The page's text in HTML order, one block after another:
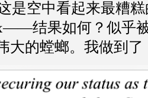
是空中看起来最糟
结果如何？似乎
大的螳螂。我做到了